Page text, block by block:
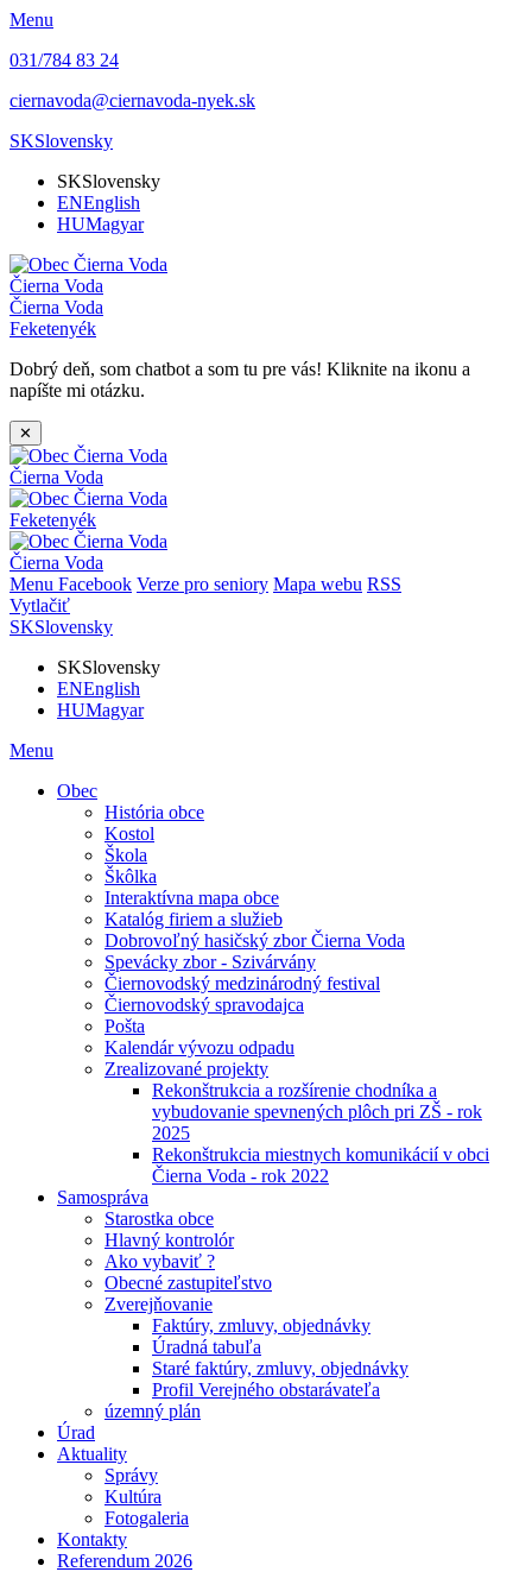
Menu
031/784 83 24
ciernavoda@ciernavoda-nyek.sk
SKSlovensky
SKSlovensky
ENEnglish
HUMagyar
Čierna Voda
Čierna Voda
Feketenyék
Dobrý deň, som chatbot a som tu pre vás! Kliknite na ikonu a
napíšte mi otázku.
✕
Čierna Voda
Feketenyék
Čierna Voda
Menu Facebook Verze pro seniory Mapa webu RSS
Vytlačiť
SKSlovensky
SKSlovensky
ENEnglish
HUMagyar
Menu
Obec
História obce
Kostol
Škola
Škôlka
Interaktívna mapa obce
Katalóg firiem a služieb
Dobrovoľný hasičský zbor Čierna Voda
Spevácky zbor - Szivárvány
Čiernovodský medzinárodný festival
Čiernovodský spravodajca
Pošta
Kalendár vývozu odpadu
Zrealizované projekty
Rekonštrukcia a rozšírenie chodníka a
vybudovanie spevnených plôch pri ZŠ - rok
2025
Rekonštrukcia miestnych komunikácií v obci
Čierna Voda - rok 2022
Samospráva
Starostka obce
Hlavný kontrolór
Ako vybaviť ?
Obecné zastupiteľstvo
Zverejňovanie
Faktúry, zmluvy, objednávky
Úradná tabuľa
Staré faktúry, zmluvy, objednávky
Profil Verejného obstarávateľa
územný plán
Úrad
Aktuality
Správy
Kultúra
Fotogaleria
Kontakty
Referendum 2026